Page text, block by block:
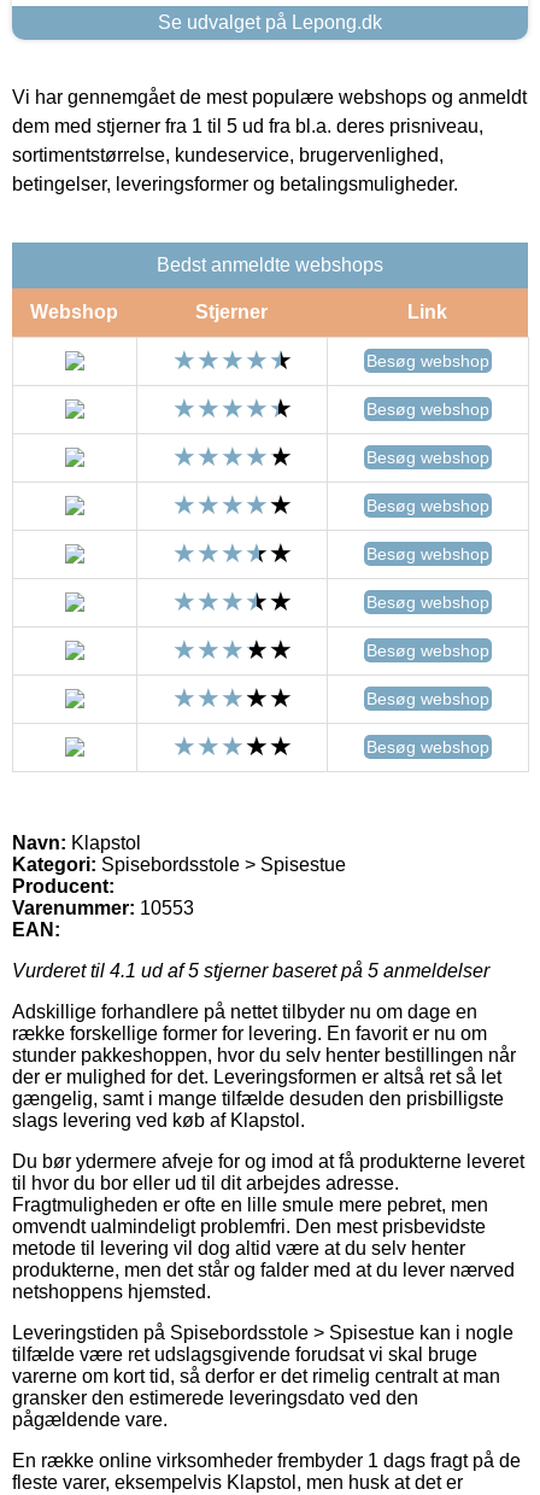
Se udvalget på Lepong.dk
Vi har gennemgået de mest populære webshops og anmeldt
dem med stjerner fra 1 til 5 ud fra bl.a. deres prisniveau,
sortimentstørrelse, kundeservice, brugervenlighed,
betingelser, leveringsformer og betalingsmuligheder.
Bedst anmeldte webshops
Webshop Stjerner Link
Besøg webshop
Besøg webshop
Besøg webshop
Besøg webshop
Besøg webshop
Besøg webshop
Besøg webshop
Besøg webshop
Besøg webshop
Navn: Klapstol
Kategori: Spisebordsstole > Spisestue
Producent:
Varenummer: 10553
EAN:
Vurderet til 4.1 ud af 5 stjerner baseret på 5 anmeldelser
Adskillige forhandlere på nettet tilbyder nu om dage en
række forskellige former for levering. En favorit er nu om
stunder pakkeshoppen, hvor du selv henter bestillingen når
der er mulighed for det. Leveringsformen er altså ret så let
gængelig, samt i mange tilfælde desuden den prisbilligste
slags levering ved køb af Klapstol.
Du bør ydermere afveje for og imod at få produkterne leveret
til hvor du bor eller ud til dit arbejdes adresse.
Fragtmuligheden er ofte en lille smule mere pebret, men
omvendt ualmindeligt problemfri. Den mest prisbevidste
metode til levering vil dog altid være at du selv henter
produkterne, men det står og falder med at du lever nærved
netshoppens hjemsted.
Leveringstiden på Spisebordsstole > Spisestue kan i nogle
tilfælde være ret udslagsgivende forudsat vi skal bruge
varerne om kort tid, så derfor er det rimelig centralt at man
gransker den estimerede leveringsdato ved den
pågældende vare.
En række online virksomheder frembyder 1 dags fragt på de
fleste varer, eksempelvis Klapstol, men husk at det er